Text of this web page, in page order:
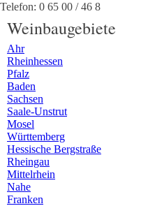
Telefon: 0 65 00 / 46 8
Weinbaugebiete
Ahr
Rheinhessen
Pfalz
Baden
Sachsen
Saale-Unstrut
Mosel
Württemberg
Hessische Bergstraße
Rheingau
Mittelrhein
Nahe
Franken